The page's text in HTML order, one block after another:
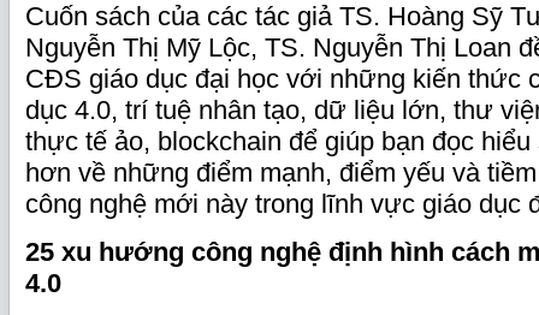
Cuốn sách của các tác giả TS. Hoàng Sỹ
Nguyễn Thị Mỹ Lộc, TS. Nguyễn Thị Loan
CĐS giáo dục đại học với những kiến thức
dục 4.0, trí tuệ nhân tạo, dữ liệu lớn, thư
thực tế ảo, blockchain để giúp bạn đọc
hơn về những điểm mạnh, điểm yếu và
công nghệ mới này trong lĩnh vực giáo dục
25 xu hướng công nghệ định hình cách
4.0